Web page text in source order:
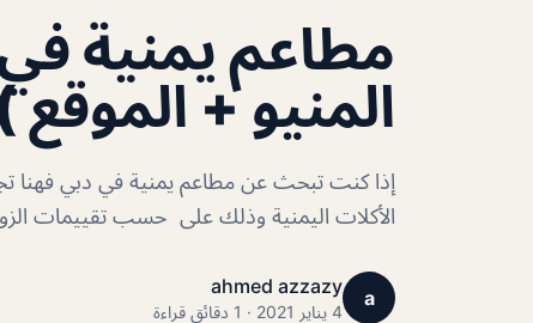
مطاعم يمنية
المنيو + الموقع
إذا كنت تبحث عن مطاعم يمنية في دبي فهنا
الأكلات اليمنية وذلك على حسب تقييمات
a
ahmed azzazy
4 يناير 2021 · 1 دقائق قراءة